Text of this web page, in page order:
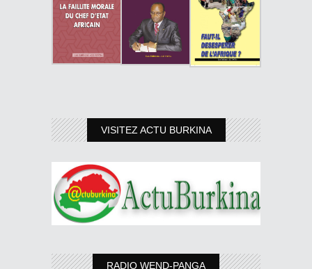
VISITEZ ACTU BURKINA
RADIO WEND-PANGA